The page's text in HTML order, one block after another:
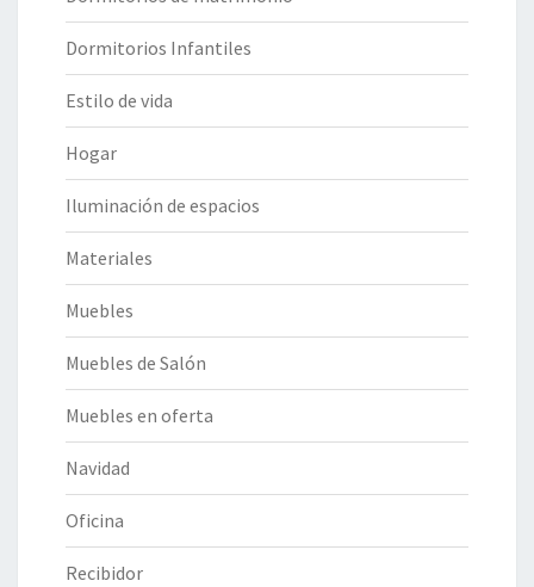
Dormitorios Infantiles
Estilo de vida
Hogar
Iluminación de espacios
Materiales
Muebles
Muebles de Salón
Muebles en oferta
Navidad
Oficina
Recibidor